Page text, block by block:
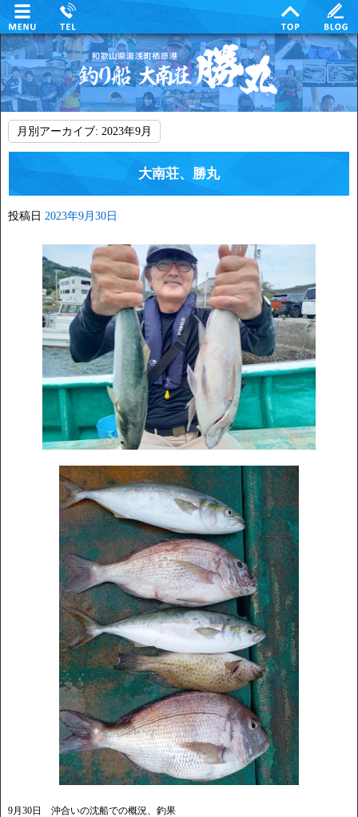
月別アーカイブ: 2023年9月
大南荘、勝丸
投稿日 2023年9月30日
9月30日 沖合いの沈船での概況、釣果